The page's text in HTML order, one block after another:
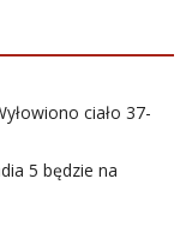
ciało 37-
5 będzie na